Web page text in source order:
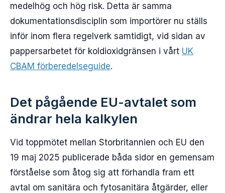
medelhög och hög risk. Detta är samma
dokumentationsdisciplin som importörer nu ställs
inför inom flera regelverk samtidigt, vid sidan av
pappersarbetet för koldioxidgränsen i vårt UK
CBAM förberedelseguide.
Det pågående EU-avtalet som
ändrar hela kalkylen
Vid toppmötet mellan Storbritannien och EU den
19 maj 2025 publicerade båda sidor en gemensam
förståelse som åtog sig att förhandla fram ett
avtal om sanitära och fytosanitära åtgärder, eller